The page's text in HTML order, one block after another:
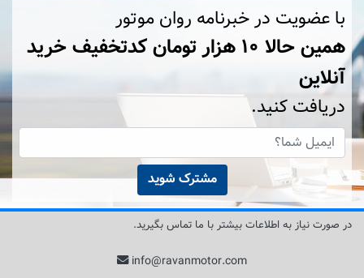
با عضویت در خبرنامه روان موتور
همین حالا ۱۰ هزار تومان کد‌تخفیف خرید
آنلاین
دریافت کنید.
مشترک شوید
در صورت نیاز به اطلاعات بیشتر با ما تماس بگیرید.
info@ravanmotor.com